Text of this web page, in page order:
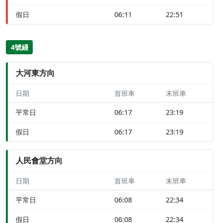
假日 06:11 22:51
4號綫
大河東方向
日期 首班車 末班車
平常日 06:17 23:19
假日 06:17 23:19
人民會堂方向
日期 首班車 末班車
平常日 06:08 22:34
假日 06:08 22:34